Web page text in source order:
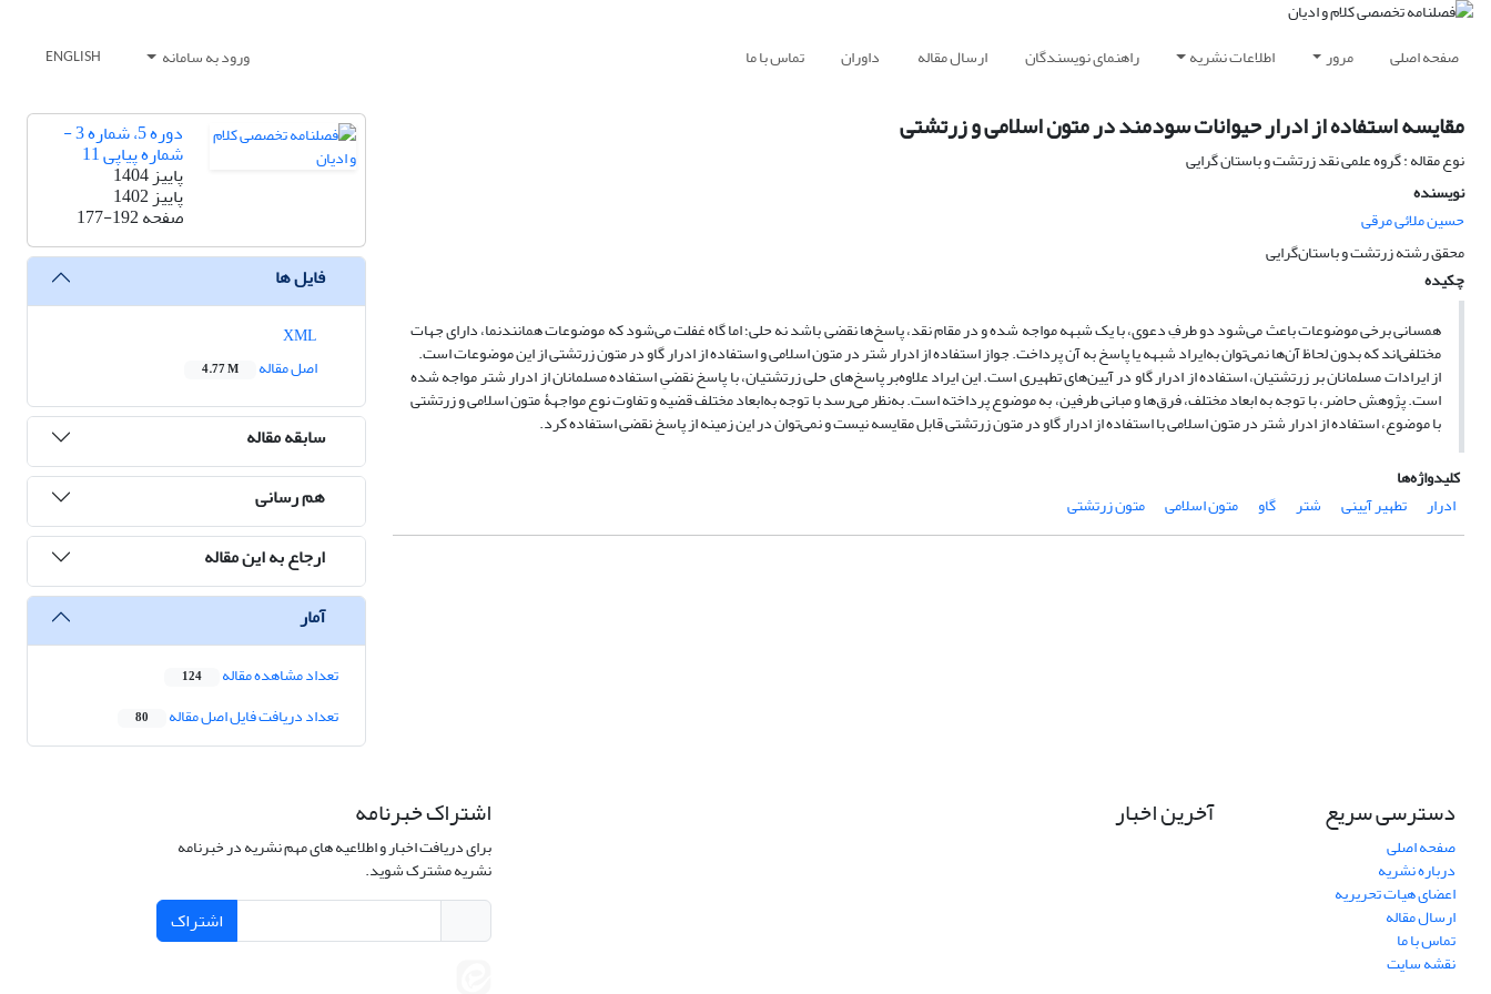
صفحه اصلی مرور اطلاعات نشریه راهنمای نویسندگان ارسال مقاله داوران تماس با ما ورود به سامانه ENGLISH
مقایسه استفاده از ادرار حیوانات سودمند در متون اسلامی و زرتشتی
نوع مقاله : گروه علمی نقد زرتشت و باستان گرایی
نویسنده
حسین ملائی مرقی
محقق رشته زرتشت و باستان‌گرایی
چکیده
همسانی برخی موضوعات باعث می‌شود دو طرفِ دعوی، با یک شبهه مواجه شده و در مقام نقد، پاسخ‌ها نقضی باشد نه حلی؛ اما گاه غفلت می‌شود که موضوعات همانندنما، دارای جهات
مختلفی‌اند که بدون لحاظ آن‌ها نمی‌توان به‌ایراد شبهه یا پاسخ به آن پرداخت. جواز استفاده از ادرار شتر در متون اسلامی و استفاده از ادرار گاو در متون زرتشتی از این موضوعات است.
از ایرادات مسلمانان بر زرتشتیان، استفاده از ادرار گاو در آیین‌‌های تطهیری است. این ایراد علاوه‌بر پاسخ‌‌های حلی زرتشتیان، با پاسخ نقضیِ استفاده‌ مسلمانان از ادرار شتر مواجه شده
است. پژوهش حاضر، با توجه به ابعاد مختلف، فرق‌ها و مبانی طرفین، به موضوع پرداخته است. به‌نظر می‌رسد با توجه به‌ابعاد مختلف قضیه و تفاوت نوع مواجهۀ متون اسلامی و زرتشتی
با موضوع، استفاده از ادرار شتر در متون اسلامی با استفاده از ادرار گاو در متون زرتشتی قابل مقایسه نیست و نمی‌توان در این زمینه از پاسخ نقضی استفاده کرد.
کلیدواژه‌ها
ادرار
تطهیر آیینی شتر گاو متون اسلامی متون زرتشتی
دوره 5، شماره 3 -
شماره پیاپی 11
پاییز 1404
پاییز 1402
صفحه177-192
فایل ها
اصل مقاله
4.77 M
سابقه مقاله
هم رسانی
ارجاع به این مقاله
آمار
تعداد مشاهده مقاله 124
تعداد دریافت فایل اصل مقاله 80
دسترسی سریع
صفحه اصلی
درباره نشریه
اعضای هیات تحریریه
ارسال مقاله
تماس با ما
نقشه سایت
آخرین اخبار اشتراک خبرنامه
برای دریافت اخبار و اطلاعیه های مهم نشریه در خبرنامه
نشریه مشترک شوید.
اشتراک